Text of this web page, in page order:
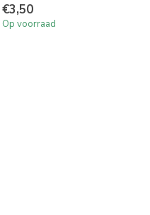
€3,50
Op voorraad